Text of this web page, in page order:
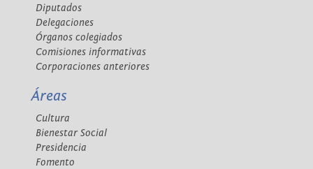
Diputados
Delegaciones
Órganos colegiados
Comisiones informativas
Corporaciones anteriores
Áreas
Cultura
Bienestar Social
Presidencia
Fomento